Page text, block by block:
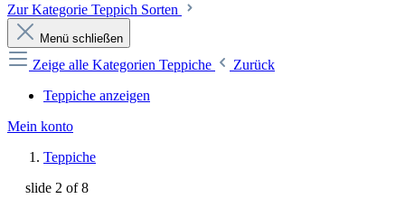
Zur Kategorie Teppich Sorten
Menü schließen
Zeige alle Kategorien Teppiche
Zurück
Teppiche anzeigen
Mein konto
Teppiche
slide 2 of 8